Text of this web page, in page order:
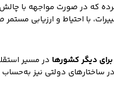
که در صورت مواجهه با
با احتیاط و ارزیابی
دیگر کشورها در مسیر
ساختارهای دولتی نیز به‌حساب